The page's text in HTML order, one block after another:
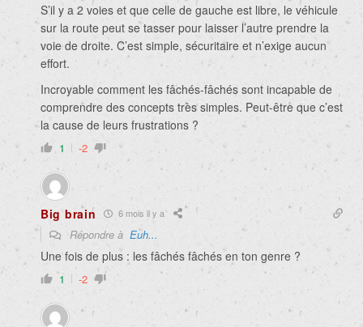
S’il y a 2 voies et que celle de gauche est libre, le véhicule
sur la route peut se tasser pour laisser l’autre prendre la
voie de droite. C’est simple, sécuritaire et n’exige aucun
effort.
Incroyable comment les fâchés-fâchés sont incapable de
comprendre des concepts très simples. Peut-être que c’est
la cause de leurs frustrations ?
1 -2
Big brain 6 mois il y a
Répondre à Euh...
Une fois de plus : les fâchés fâchés en ton genre ?
1 -2